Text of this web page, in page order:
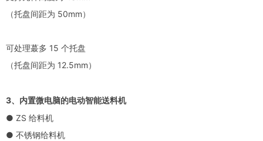
（托盘间距为 50mm）
可处理蕞多 15 个托盘
（托盘间距为 12.5mm）
3、内置微电脑的电动智能送料机
● ZS 给料机
● 不锈钢给料机